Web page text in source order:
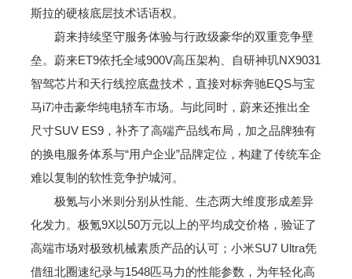
斯拉的硬核底层技术话语权。
蔚来持续坚守服务体验与行政级豪华的双重竞争壁
垒。蔚来ET9依托全域900V高压架构、自研神玑NX9031
智驾芯片和天行线控底盘技术，直接对标奔驰EQS与宝
马i7冲击豪华纯电轿车市场。与此同时，蔚来还推出全
尺寸SUV ES9，补齐了高端产品线布局，加之品牌独有
的换电服务体系与“用户企业”品牌定位，构建了传统车企
难以复制的软性竞争护城河。
极氪与小米则分别从性能、生态两大维度形成差异
化发力。极氪9X以50万元以上的平均成交价格，验证了
高端市场对极致机械素质产品的认可；小米SU7 Ultra凭
借纽北圈速纪录与1548匹马力的性能参数，为年轻化高